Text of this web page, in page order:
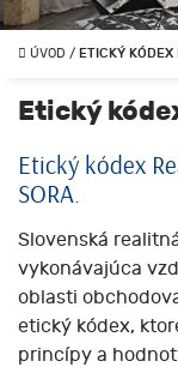
ÚVOD / ETICKÝ KÓDEX
Etický
Etický kódex
SORA.
Slovenská
vykonávajúca
oblasti
etický kódex,
princípy a